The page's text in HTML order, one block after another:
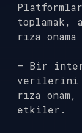
toplamak,
rıza
– Bir
verilerini
rıza
etkiler.